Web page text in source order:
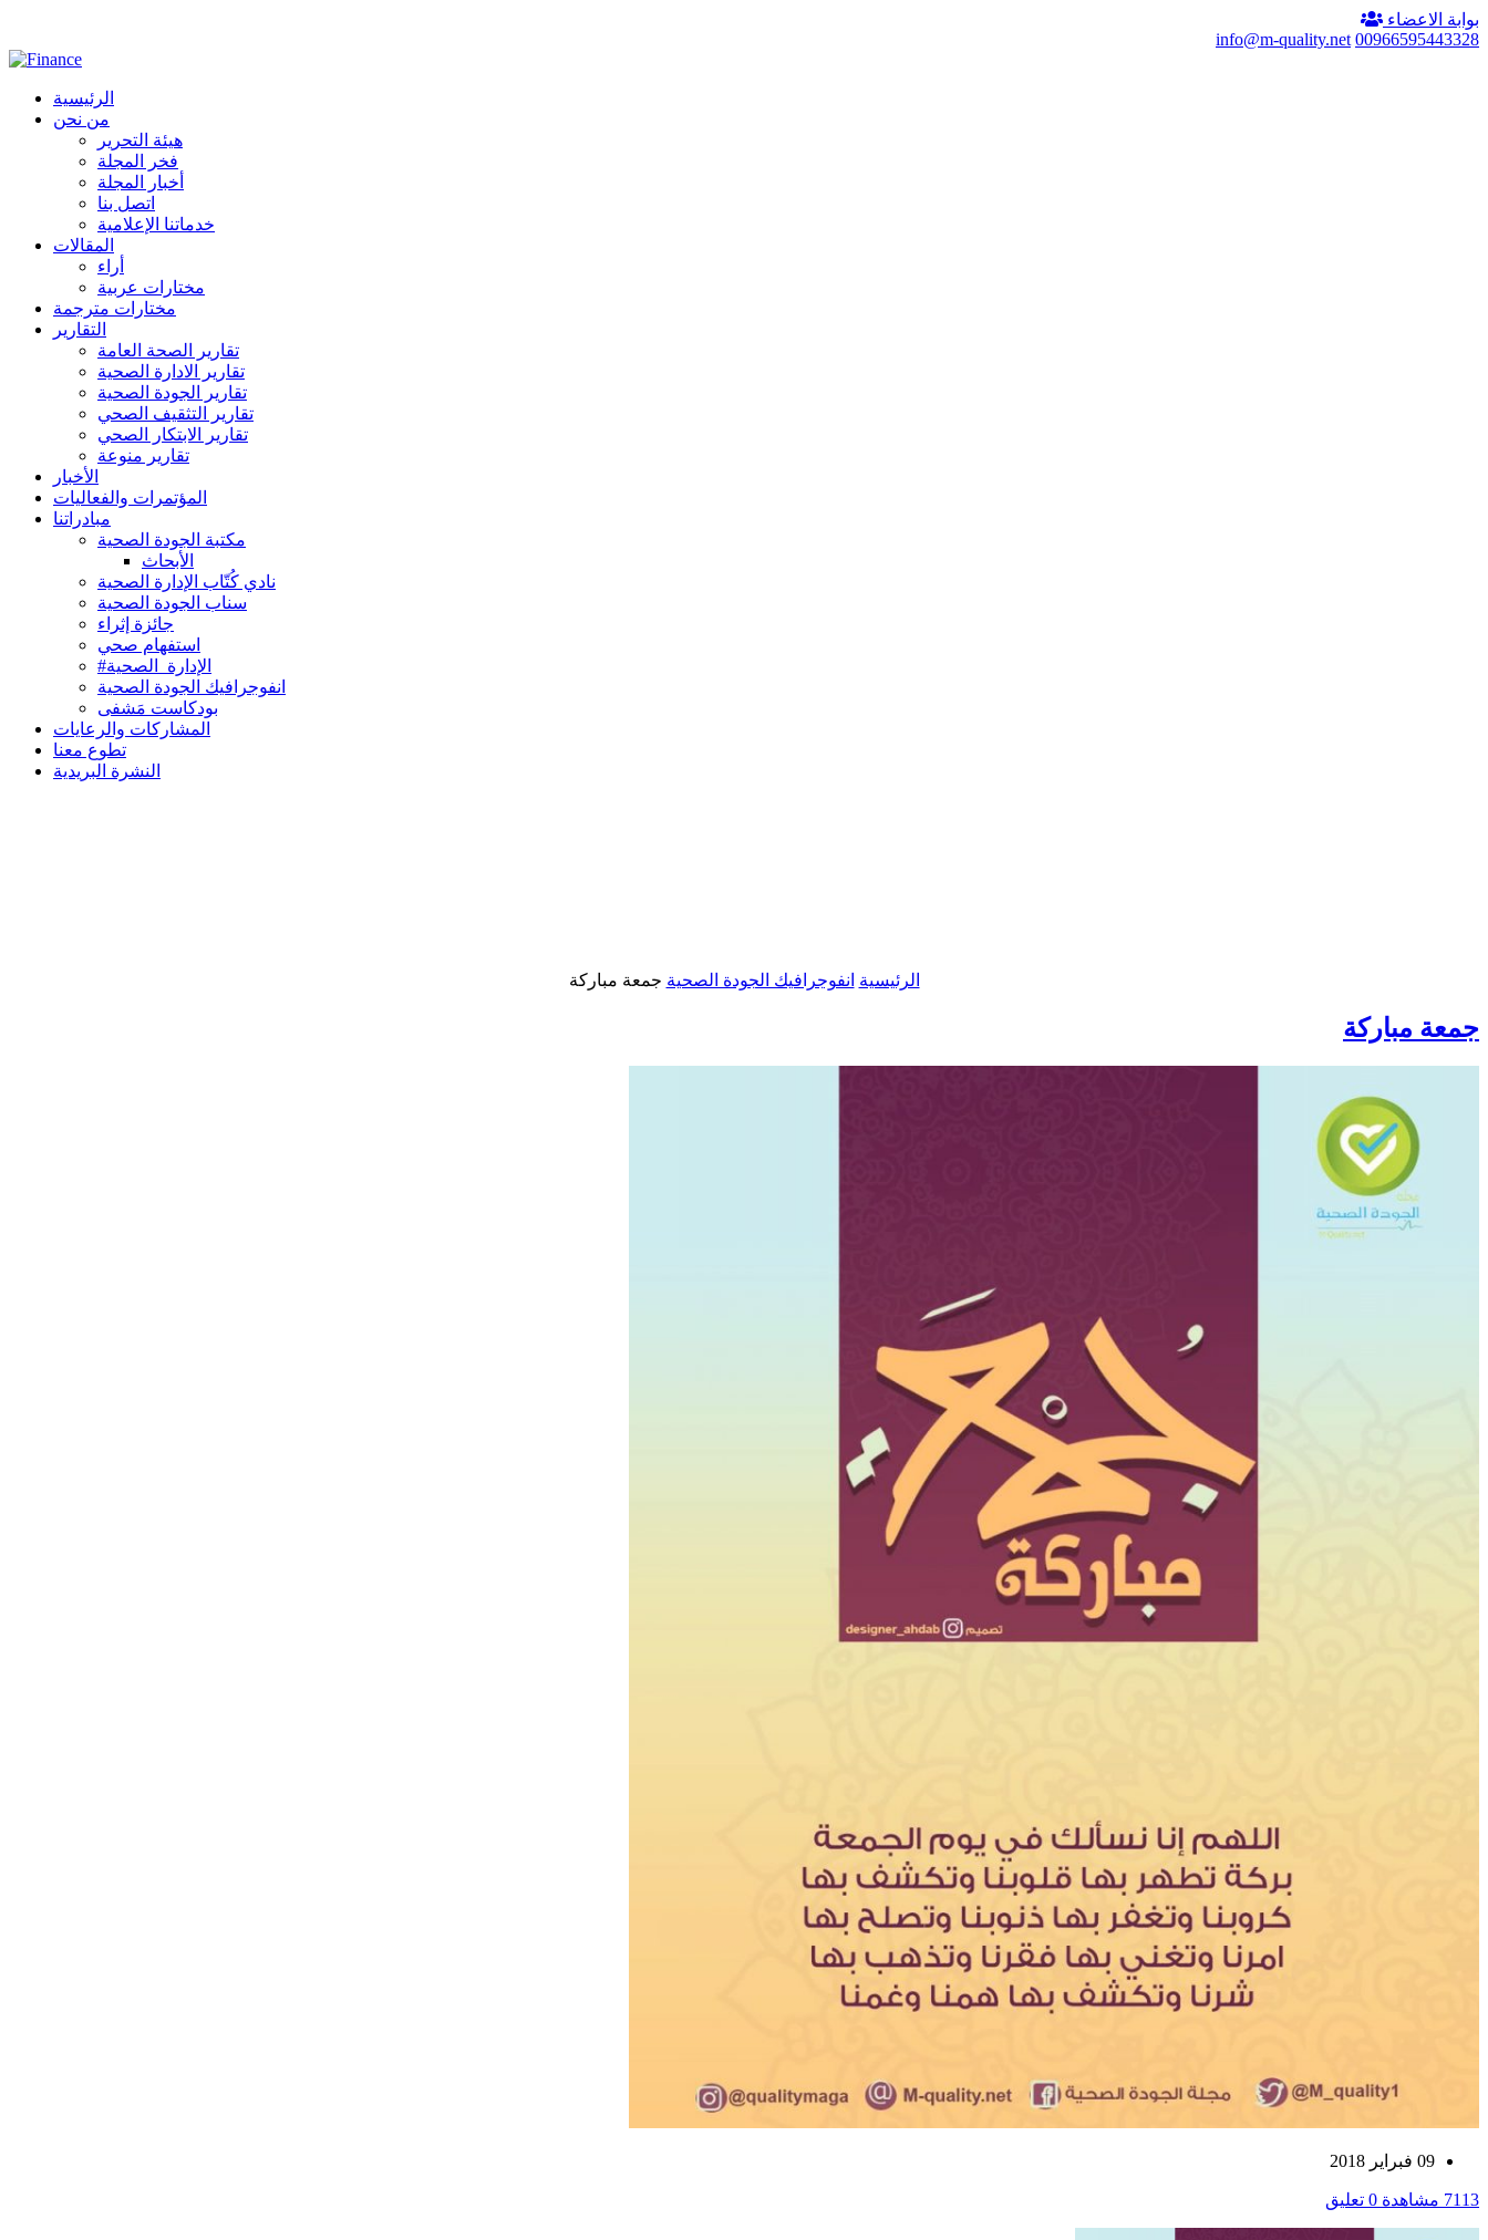
بوابة الاعضاء
00966595443328
info@m-quality.net
الرئيسية
من نحن
هيئة التحرير
فخر المجلة
أخبار المجلة
اتصل بنا
خدماتنا الإعلامية
المقالات
أراء
مختارات عربية
مختارات مترجمة
التقارير
تقارير الصحة العامة
تقارير الادارة الصحية
تقارير الجودة الصحية
تقارير التثقيف الصحي
تقارير الابتكار الصحي
تقارير منوعة
الأخبار
المؤتمرات والفعاليات
مبادراتنا
مكتبة الجودة الصحية
الأبحاث
نادي كُتّاب الإدارة الصحية
سناب الجودة الصحية
جائزة إثراء
استفهام صحي
#الإدارة_الصحية
انفوجرافيك الجودة الصحية
بودكاست مَشفى
المشاركات والرعايات
تطوع معنا
النشرة البريدية
الرئيسية انفوجرافيك الجودة الصحية جمعة مباركة
جمعة مباركة
09 فبراير 2018
7113 مشاهدة 0 تعليق